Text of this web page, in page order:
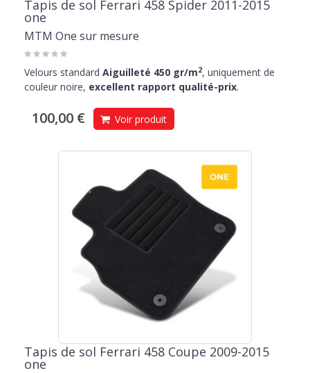
Tapis de sol Ferrari 458 Spider 2011-2015
one
MTM One sur mesure
Velours standard Aiguilleté 450 gr/m2, uniquement de
couleur noire, excellent rapport qualité-prix.
100,00 € Voir produit
Tapis de sol Ferrari 458 Coupe 2009-2015
one